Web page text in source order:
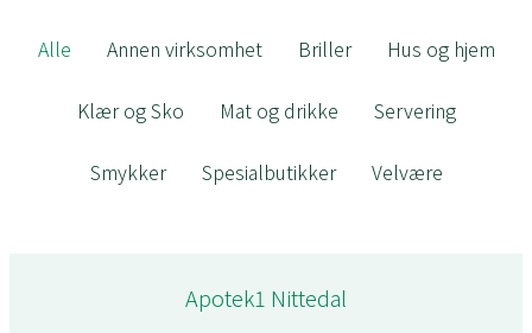
Alle Annen virksomhet Briller Hus og hjem
Klær og Sko Mat og drikke Servering
Smykker Spesialbutikker Velvære
Apotek1 Nittedal